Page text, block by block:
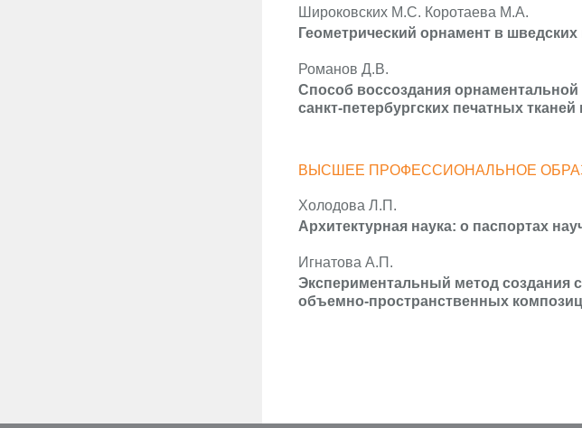
Широковских М.С. Коротаева М.А.
Геометрический орнамент в
Романов Д.В.
Способ воссоздания
санкт-петербургских печатных
ВЫСШЕЕ ПРОФЕССИОНАЛЬНОЕ
Холодова Л.П.
Архитектурная наука: о паспортах
Игнатова А.П.
Экспериментальный метод создания
объемно-пространственных